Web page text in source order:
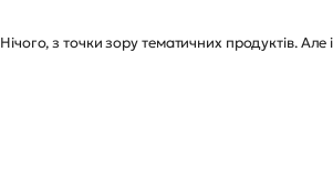
Нічого, з точки зору тематичних продуктів. Але